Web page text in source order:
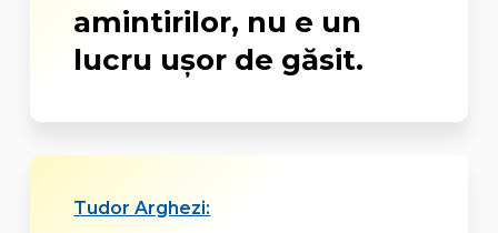
amintirilor, nu e un
lucru uşor de găsit.
Tudor Arghezi: